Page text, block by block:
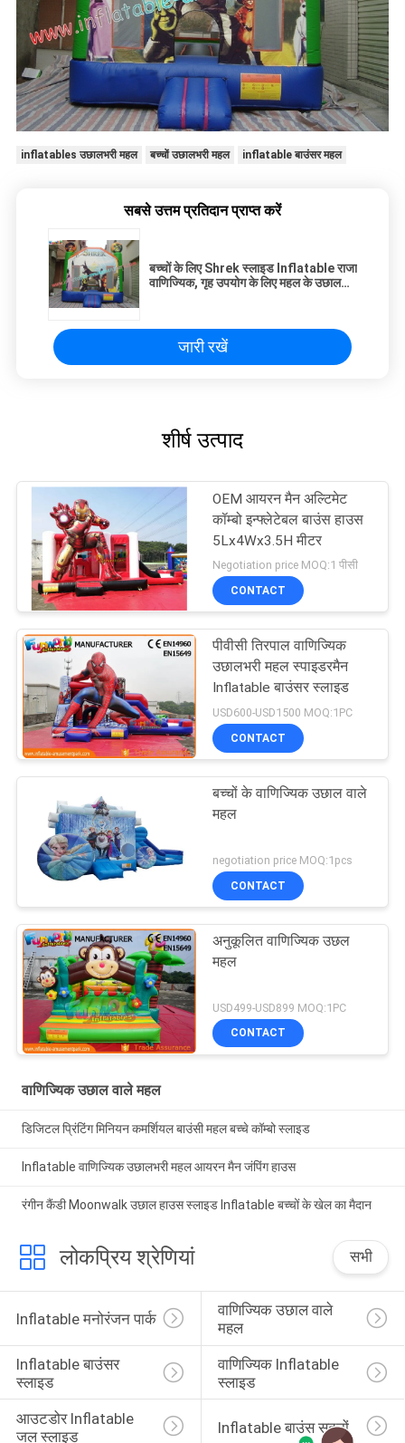
inflatables उछालभरी महल बच्चों उछालभरी महल inflatable बाउंसर महल
सबसे उत्तम प्रतिदान प्राप्त करें
बच्चों के लिए Shrek स्लाइड Inflatable राजा
वाणिज्यिक, गृह उपयोग के लिए महल के उछाल
जारी रखें
शीर्ष उत्पाद
OEM आयरन मैन अल्टिमेट
कॉम्बो इन्फ्लेटेबल बाउंस हाउस
5Lx4Wx3.5H मीटर
Negotiation price MOQ:1 पीसी
CONTACT
पीवीसी तिरपाल वाणिज्यिक
उछालभरी महल स्पाइडरमैन
Inflatable बाउंसर स्लाइड
USD600-USD1500 MOQ:1PC
CONTACT
बच्चों के वाणिज्यिक उछाल वाले
महल
negotiation price MOQ:1pcs
CONTACT
अनुकूलित वाणिज्यिक उछल
महल
USD499-USD899 MOQ:1PC
CONTACT
वाणिज्यिक उछाल वाले महल
डिजिटल प्रिंटिंग मिनियन कमर्शियल बाउंसी महल बच्चे कॉम्बो स्लाइड
Inflatable वाणिज्यिक उछालभरी महल आयरन मैन जंपिंग हाउस
रंगीन कैंडी Moonwalk उछाल हाउस स्लाइड Inflatable बच्चों के खेल का मैदान
लोकप्रिय श्रेणियां सभी
Inflatable मनोरंजन पार्क
वाणिज्यिक उछाल वाले
महल
Inflatable बाउंसर
स्लाइड
वाणिज्यिक Inflatable
स्लाइड
आउटडोर Inflatable
जल स्लाइड
Inflatable बाउंस सदनों